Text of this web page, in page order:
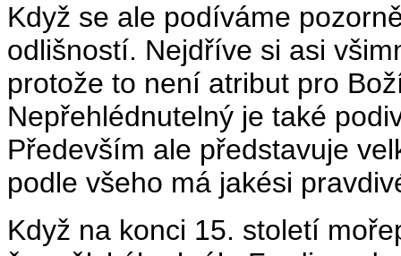
Když se ale podíváme
odlišností. Nejdříve si asi
protože to není atribut pro
Nepřehlédnutelný je také
Především ale představuje
podle všeho má jakési
Když na konci 15. století